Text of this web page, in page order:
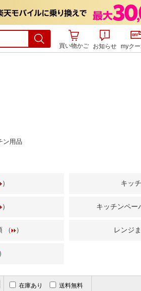
買い物かご
お知らせ myク
ン用品
） キッ
） キッチンペー
（ ） レンジ
）
在庫あり 送料無料